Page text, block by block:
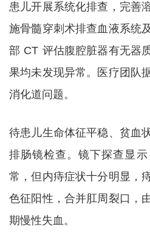
患儿开展系统化排查，完善
施骨髓穿刺术排查血液系统
部 CT 评估腹腔脏器有无器
果均未发现异常。医疗团队
消化道问题。
待患儿生命体征平稳、贫血
排肠镜检查。镜下探查显
常，但内痔症状十分明显，
色征阳性，合并肛周裂口，
期慢性失血。